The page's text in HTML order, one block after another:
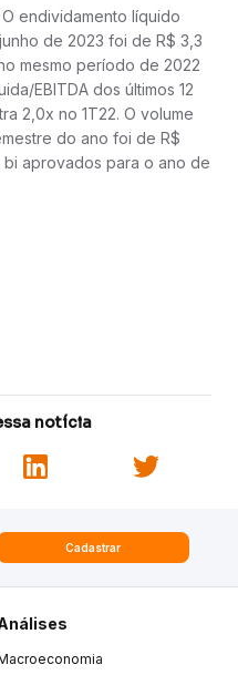
endividamento líquido
de 2023 foi de R$ 3,3
mesmo período de 2022
EBITDA dos últimos 12
2,0x no 1T22. O volume
do ano foi de R$
bi aprovados para o ano de
notícia
Cadastrar